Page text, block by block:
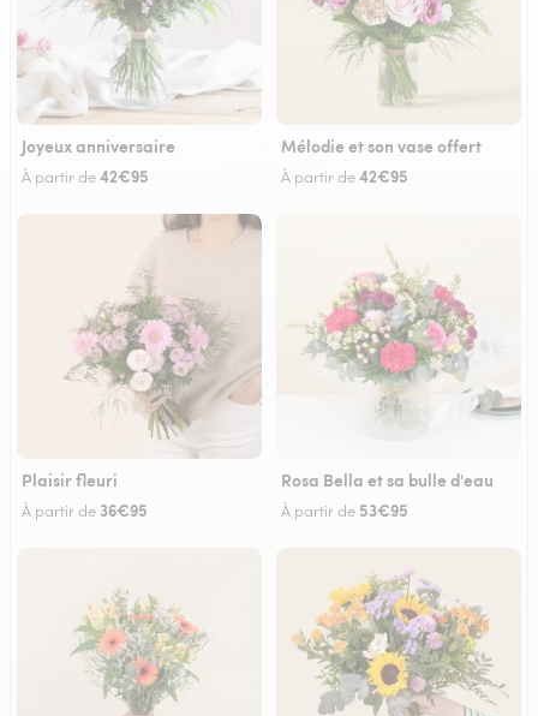
Joyeux anniversaire
À partir de42€95
Mélodie et son vase offert
À partir de42€95
Plaisir fleuri
À partir de 36€95
Rosa Bella et sa bulle d'eau
À partir de 53€95